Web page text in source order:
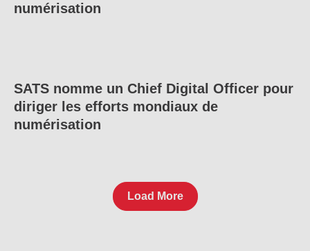
numérisation
SATS nomme un Chief Digital Officer pour
diriger les efforts mondiaux de
numérisation
Load More